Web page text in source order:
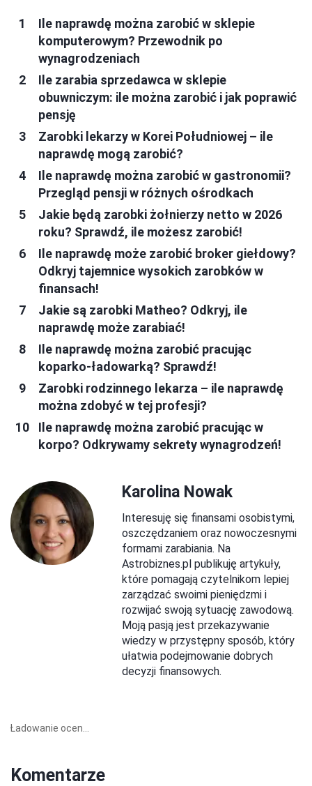
Ile naprawdę można zarobić w sklepie
komputerowym? Przewodnik po
wynagrodzeniach
Ile zarabia sprzedawca w sklepie
obuwniczym: ile można zarobić i jak poprawić
pensję
Zarobki lekarzy w Korei Południowej – ile
naprawdę mogą zarobić?
Ile naprawdę można zarobić w gastronomii?
Przegląd pensji w różnych ośrodkach
Jakie będą zarobki żołnierzy netto w 2026
roku? Sprawdź, ile możesz zarobić!
Ile naprawdę może zarobić broker giełdowy?
Odkryj tajemnice wysokich zarobków w
finansach!
Jakie są zarobki Matheo? Odkryj, ile
naprawdę może zarabiać!
Ile naprawdę można zarobić pracując
koparko-ładowarką? Sprawdź!
Zarobki rodzinnego lekarza – ile naprawdę
można zdobyć w tej profesji?
Ile naprawdę można zarobić pracując w
korpo? Odkrywamy sekrety wynagrodzeń!
Karolina Nowak
Interesuję się finansami osobistymi,
oszczędzaniem oraz nowoczesnymi
formami zarabiania. Na
Astrobiznes.pl publikuję artykuły,
które pomagają czytelnikom lepiej
zarządzać swoimi pieniędzmi i
rozwijać swoją sytuację zawodową.
Moją pasją jest przekazywanie
wiedzy w przystępny sposób, który
ułatwia podejmowanie dobrych
decyzji finansowych.
Ładowanie ocen...
Komentarze